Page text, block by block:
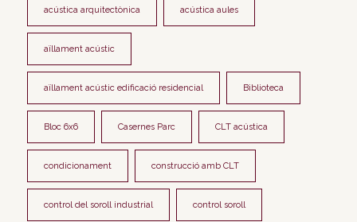
acústica arquitectònica acústica aules
aïllament acústic
aïllament acústic edificació residencial Biblioteca
Bloc 6x6 Casernes Parc CLT acústica
condicionament construcció amb CLT
control del soroll industrial control soroll